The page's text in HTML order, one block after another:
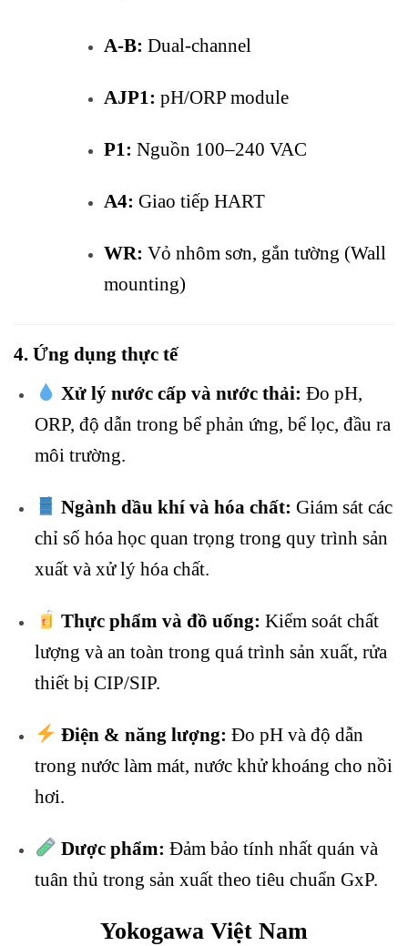
A-B: Dual-channel
AJP1: pH/ORP module
P1: Nguồn 100–240 VAC
A4: Giao tiếp HART
WR: Vỏ nhôm sơn, gắn tường (Wall
mounting)
4. Ứng dụng thực tế
Xử lý nước cấp và nước thải: Đo pH,
ORP, độ dẫn trong bể phản ứng, bể lọc, đầu ra
môi trường.
Ngành dầu khí và hóa chất: Giám sát các
chỉ số hóa học quan trọng trong quy trình sản
xuất và xử lý hóa chất.
Thực phẩm và đồ uống: Kiểm soát chất
lượng và an toàn trong quá trình sản xuất, rửa
thiết bị CIP/SIP.
Điện & năng lượng: Đo pH và độ dẫn
trong nước làm mát, nước khử khoáng cho nồi
hơi.
Dược phẩm: Đảm bảo tính nhất quán và
tuân thủ trong sản xuất theo tiêu chuẩn GxP.
Yokogawa Việt Nam